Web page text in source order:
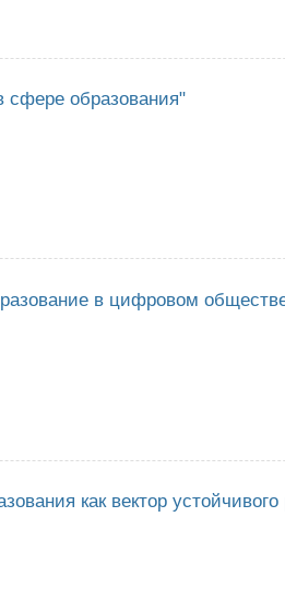
сфере образования"
в цифровом
как вектор устойчивого